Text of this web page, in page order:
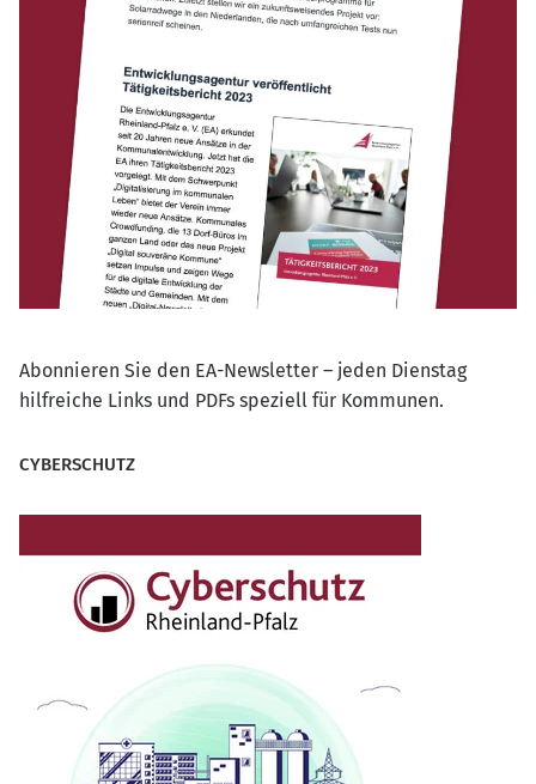
Abonnieren Sie den EA-Newsletter – jeden Dienstag
hilfreiche Links und PDFs speziell für Kommunen.
CYBERSCHUTZ